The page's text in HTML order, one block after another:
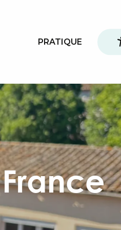
PRATIQUE